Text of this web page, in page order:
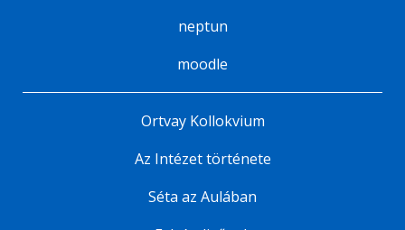
neptun
moodle
Ortvay Kollokvium
Az Intézet története
Séta az Aulában